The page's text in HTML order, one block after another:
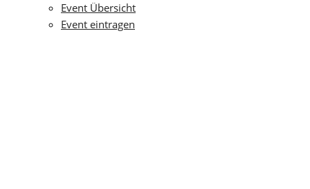
Event Übersicht
Event eintragen